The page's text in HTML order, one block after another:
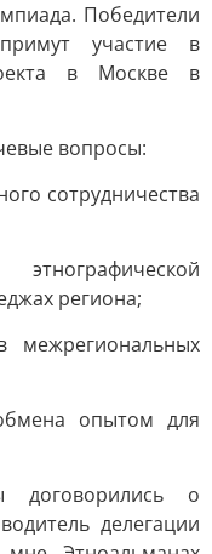
Победители
участие в
в Москве в
вопросы:
сотрудничества
региона;
межрегиональных
опытом для
о
делегации